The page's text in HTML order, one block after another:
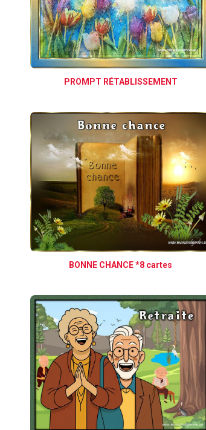
PROMPT RÉTABLISSEMENT
BONNE CHANCE *8 cartes